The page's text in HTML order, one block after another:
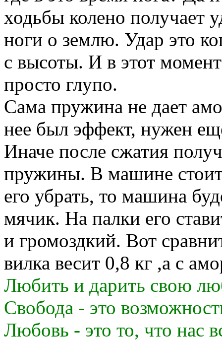
ходьбы колено получает
ноги о землю. Удар это
с высоты. И в этот
просто глупо.
Сама пружина не дает
нее был эффект, нужен
Иначе после сжатия
пружины. В машине
его убрать, то машина
мячик. На палки его
и громоздкий. Вот
вилка весит 0,8 кг ,а с
Любить и дарить свою
Свобода - это
Любовь - это то, что нас